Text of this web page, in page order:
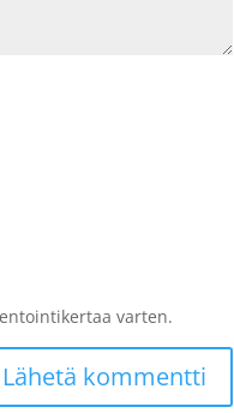
varten.